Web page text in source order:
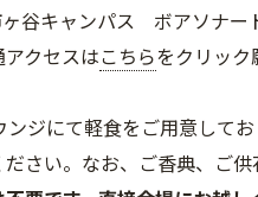
キャンパス ボアソナー
スはこちらをクリック
ジにて軽食をご用意してお
さい。なお、ご香典、ご供